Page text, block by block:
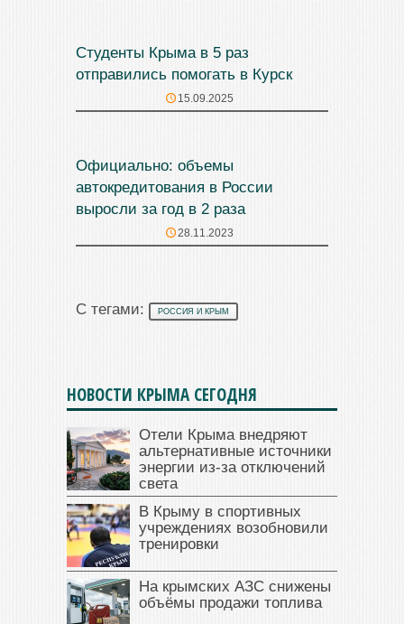
Студенты Крыма в 5 раз
отправились помогать в Курск
15.09.2025
Официально: объемы
автокредитования в России
выросли за год в 2 раза
28.11.2023
С тегами: РОССИЯ И КРЫМ
НОВОСТИ КРЫМА СЕГОДНЯ
Отели Крыма внедряют
альтернативные источники
энергии из-за отключений
света
В Крыму в спортивных
учреждениях возобновили
тренировки
На крымских АЗС снижены
объёмы продажи топлива